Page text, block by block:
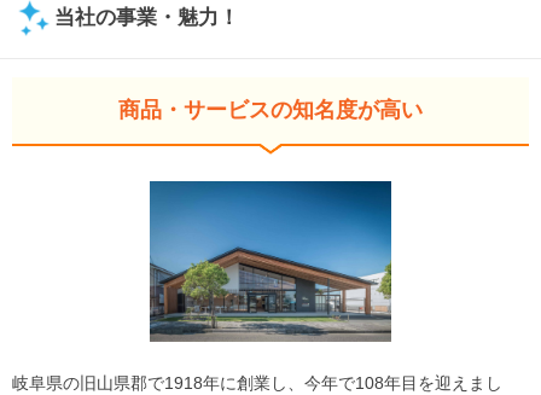
当社の事業・魅力！
商品・サービスの知名度が高い
岐阜県の旧山県郡で1918年に創業し、今年で108年目を迎えまし